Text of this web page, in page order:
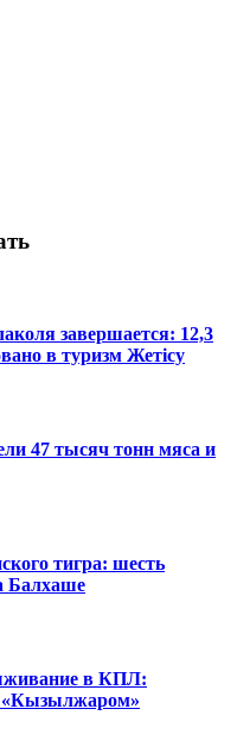
завершается: 12,3
в туризм Жетісу
47 тысяч тонн мяса и
тигра: шесть
Балхаше
в КПЛ:
«Кызылжаром»